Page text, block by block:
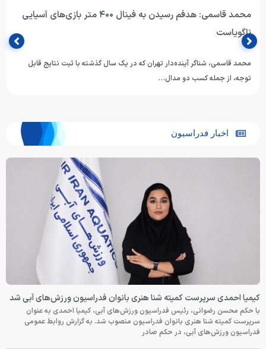
محمد قاسمی: هدفم رسیدن به فینال ۴۰۰ متر بازی‌های آسیایی
ناگویاست
محمد قاسمی، شناگر آینده‌دار تهران که در یک سال گذشته با ثبت نتایج قابل
توجه، از جمله کسب دو مدال…
اخبار فدراسیون
کیمیا احمدی سرپرست کمیته شنا هنری بانوان فدراسیون ورزش‌های آبی شد
با حکم محسن رضوانی، رئیس فدراسیون ورزش‌های آبی، کیمیا احمدی به عنوان
سرپرست کمیته شنا هنری بانوان فدراسیون منصوب شد. به گزارش روابط عمومی
فدراسیون ورزش‌های آبی، در حکم صادر